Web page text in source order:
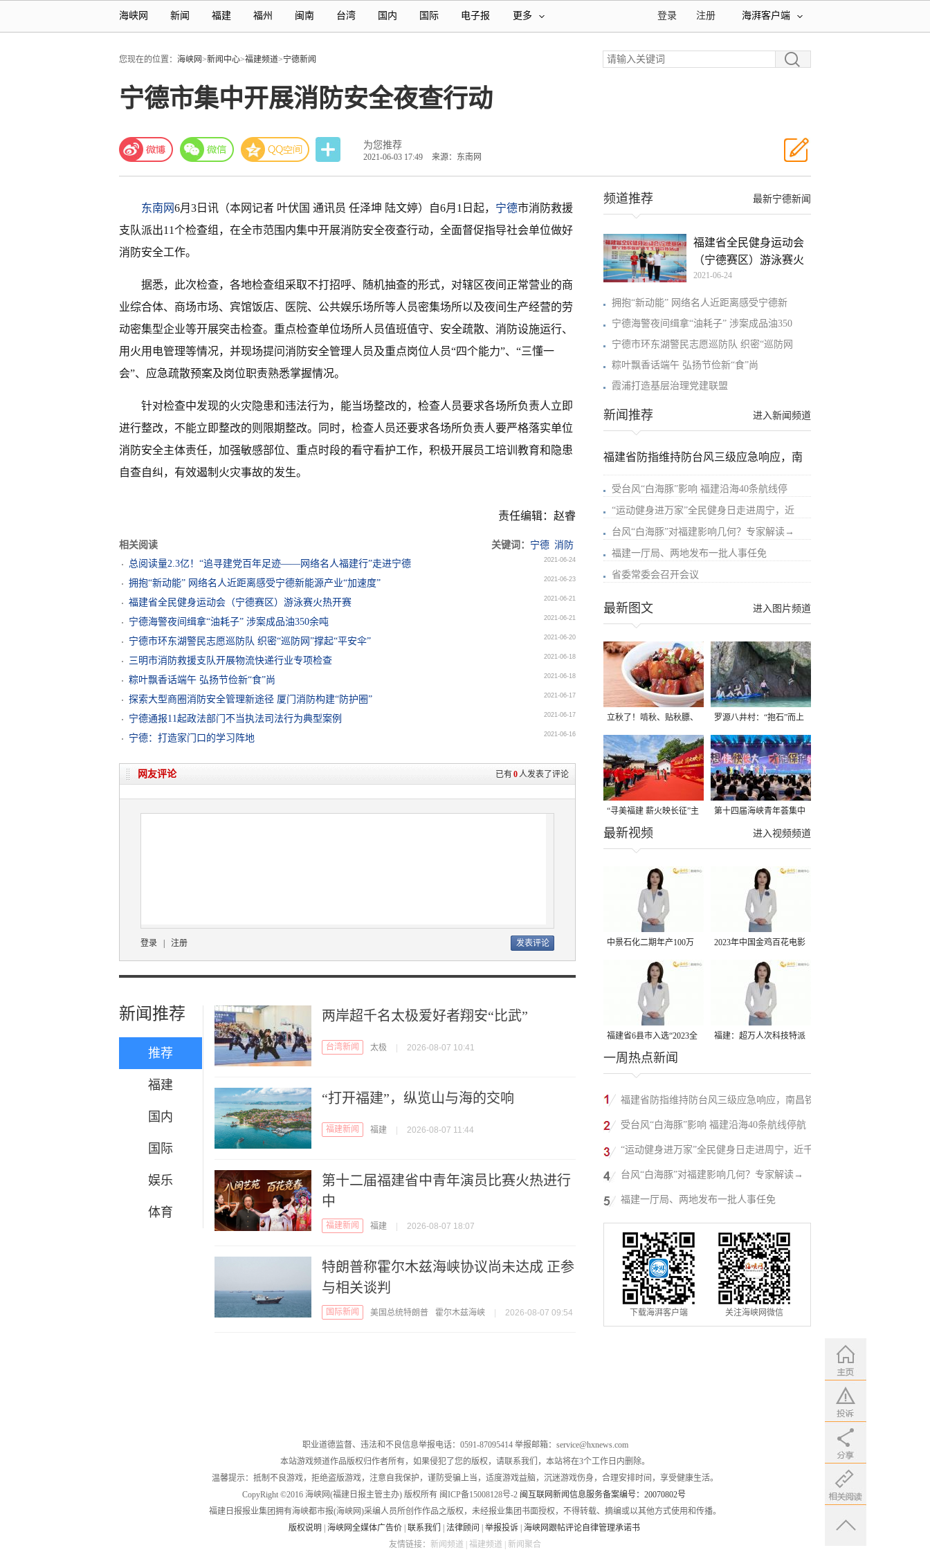
海峡网 新闻 福建 福州 闽南 台湾 国内 国际 电子报 更多 海湃客户端
注册
登录
您现在的位置： 海峡网>新闻中心>福建频道>宁德新闻
宁德市集中开展消防安全夜查行动
为您推荐
2021-06-03 17:49 来源：东南网
东南网6月3日讯（本网记者 叶伏国 通讯员 任泽坤 陆文婷）自6月1日起， 宁德市消防救援
支队派出11个检查组，在全市范围内集中开展消防安全夜查行动，全面督促指导社会单位做好
消防安全工作。
据悉，此次检查，各地检查组采取不打招呼、随机抽查的形式，对辖区夜间正常营业的商
业综合体、商场市场、宾馆饭店、医院、公共娱乐场所等人员密集场所以及夜间生产经营的劳
动密集型企业等开展突击检查。重点检查单位场所人员值班值守、安全疏散、消防设施运行、
用火用电管理等情况，并现场提问消防安全管理人员及重点岗位人员“四个能力”、“三懂一
会”、应急疏散预案及岗位职责熟悉掌握情况。
针对检查中发现的火灾隐患和违法行为，能当场整改的，检查人员要求各场所负责人立即
进行整改，不能立即整改的则限期整改。同时，检查人员还要求各场所负责人要严格落实单位
消防安全主体责任，加强敏感部位、重点时段的看守看护工作，积极开展员工培训教育和隐患
自查自纠，有效遏制火灾事故的发生。
责任编辑：赵睿
相关阅读 关键词： 宁德 消防
总阅读量2.3亿！“追寻建党百年足迹——网络名人福建行”走进宁德
2021-06-24
拥抱“新动能” 网络名人近距离感受宁德新能源产业“加速度” 2021-06-23
福建省全民健身运动会（宁德赛区）游泳赛火热开赛 2021-06-21
宁德海警夜间缉拿“油耗子” 涉案成品油350余吨 2021-06-21
宁德市环东湖警民志愿巡防队 织密“巡防网”撑起“平安伞” 2021-06-20
三明市消防救援支队开展物流快递行业专项检查 2021-06-18
粽叶飘香话端午 弘扬节俭新“食”尚 2021-06-18
探索大型商圈消防安全管理新途径 厦门消防构建“防护圈” 2021-06-17
宁德通报11起政法部门不当执法司法行为典型案例 2021-06-17
宁德：打造家门口的学习阵地 2021-06-16
已有0人发表了评论
网友评论
登录 注册
新闻推荐
推荐
福建
国内
国际
娱乐
体育
两岸超千名太极爱好者翔安“比武”
台湾新闻 太极 2026-08-07 10:41
“打开福建”，纵览山与海的交响
福建新闻 福建 2026-08-07 11:44
第十二届福建省中青年演员比赛火热进行
中
福建新闻 福建 2026-08-07 18:07
特朗普称霍尔木兹海峡协议尚未达成 正参
与相关谈判
国际新闻 美国总统特朗普 霍尔木兹海峡 2026-08-07 09:54
最新宁德新闻
频道推荐
福建省全民健身运动会
（宁德赛区）游泳赛火
热
2021-06-24
拥抱“新动能” 网络名人近距离感受宁德新
宁德海警夜间缉拿“油耗子” 涉案成品油350
宁德市环东湖警民志愿巡防队 织密“巡防网
粽叶飘香话端午 弘扬节俭新“食”尚
霞浦打造基层治理党建联盟
进入新闻频道
新闻推荐
福建省防指维持防台风三级应急响应，南
受台风“白海豚”影响 福建沿海40条航线停
“运动健身进万家”全民健身日走进周宁，近
台风“白海豚”对福建影响几何？专家解读→
福建一厅局、两地发布一批人事任免
省委常委会召开会议
进入图片频道
最新图文
立秋了！啃秋、贴秋膘、
晒秋，福建人这样过才够
味→
罗源八井村：“抱石”而上
“寻美福建 薪火映长征”主
题活动在龙岩长汀启动
第十四届海峡青年荟集中
阶段活动在福州举行
进入视频频道
最新视频
中景石化二期年产100万
吨丙烷脱氢项目建成中交
2023年中国金鸡百花电影
节有福电影巡展31日启动
福建省6县市入选“2023全
国县域发展潜力百强县”
福建：超万人次科技特派
一周热点新闻
福建省防指维持防台风三级应急响应，南昌铁
路停运部分旅客列车→
受台风“白海豚”影响 福建沿海40条航线停航
“运动健身进万家”全民健身日走进周宁，近千
人徒步云端
台风“白海豚”对福建影响几何？专家解读→
福建一厅局、两地发布一批人事任免
下载海湃客户端 关注海峡网微信
职业道德监督、违法和不良信息举报电话：0591-87095414 举报邮箱：service@hxnews.com
本站游戏频道作品版权归作者所有，如果侵犯了您的版权，请联系我们，本站将在3个工作日内删除。
温馨提示：抵制不良游戏，拒绝盗版游戏，注意自我保护，谨防受骗上当，适度游戏益脑，沉迷游戏伤身，合理安排时间，享受健康生活。
CopyRight ©2016 海峡网(福建日报主管主办) 版权所有 闽ICP备15008128号-2 闽互联网新闻信息服务备案编号：20070802号
福建日报报业集团拥有海峡都市报(海峡网)采编人员所创作作品之版权，未经报业集团书面授权，不得转载、摘编或以其他方式使用和传播。
版权说明
海峡网全媒体广告价 联系我们 法律顾问 举报投诉
海峡网跟帖评论自律管理承诺书
友情链接： 新闻频道 福建频道 新闻聚合